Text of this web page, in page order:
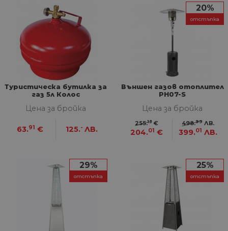
Туристическа бутилка за
газ 5л Колос
Цена за бройка
63.91 € 125.- ЛВ.
20%
отстъпка
Външен газов отоплител
PH07-S
Цена за бройка
255.13 €
204.01 €
498.99 ЛВ.
399.01 ЛВ.
29%
отстъпка
25%
отстъпка